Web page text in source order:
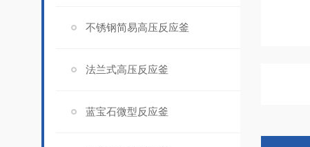
不锈钢简易高压反应釜
法兰式高压反应釜
蓝宝石微型反应釜